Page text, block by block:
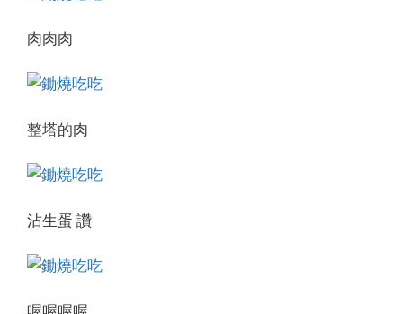
肉肉肉
整塔的肉
沾生蛋 讚